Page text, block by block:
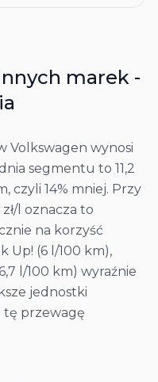
marek -
Volkswagen wynosi
segmentu to 11,2
czyli 14% mniej. Przy
l oznacza to
na korzyść
Up! (6 l/100 km),
l/100 km) wyraźnie
jednostki
tę przewagę